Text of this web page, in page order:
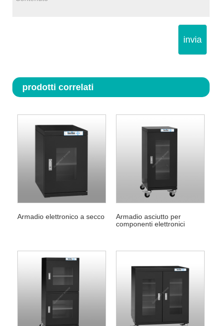
invia
prodotti correlati
Armadio elettronico a secco
Armadio asciutto per
componenti elettronici